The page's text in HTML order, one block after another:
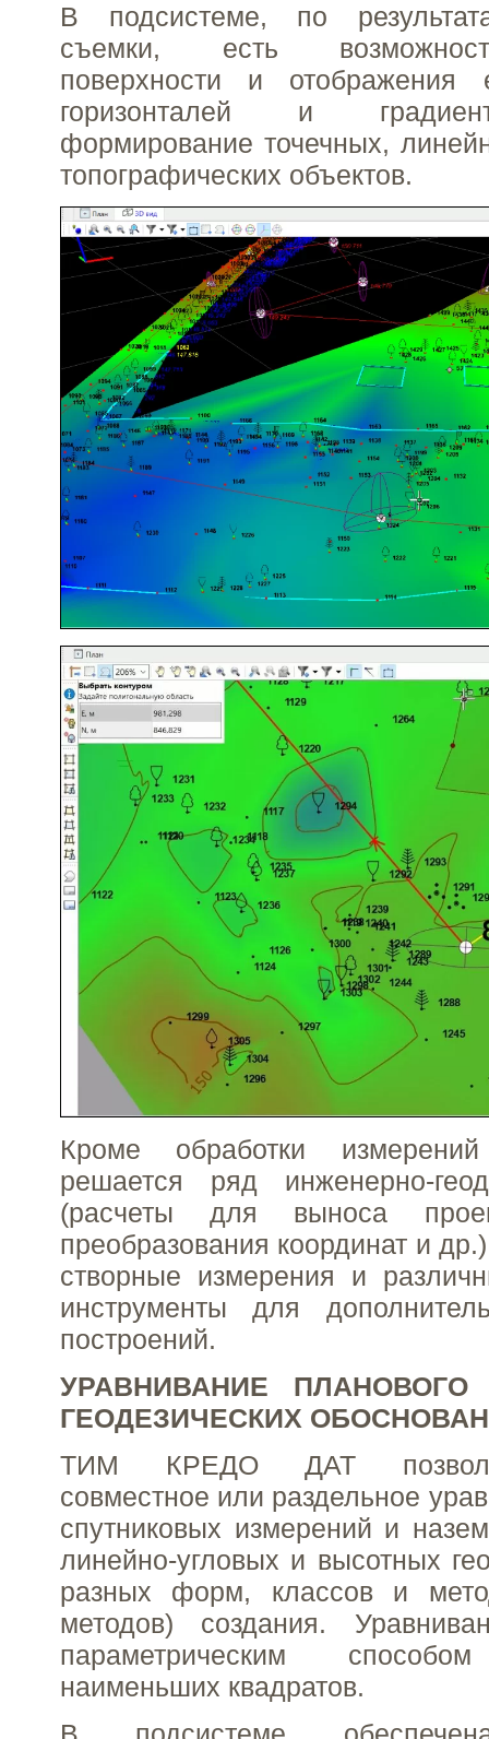
В подсистеме, по
съемки, есть
поверхности и
горизонталей и
формирование точечных,
топографических объектов.
Кроме обработки
решается ряд инженерно-
(расчеты для выноса
преобразования координат и
створные измерения и
инструменты для
построений.
УРАВНИВАНИЕ
ГЕОДЕЗИЧЕСКИХ
ТИМ КРЕДО ДАТ
совместное или раздельное
спутниковых измерений и
линейно-угловых и высотных
разных форм, классов и
методов) создания.
параметрическим
наименьших квадратов.